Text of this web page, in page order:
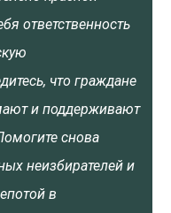
ответственность
что граждане
и поддерживают
снова
неизбирателей и
в